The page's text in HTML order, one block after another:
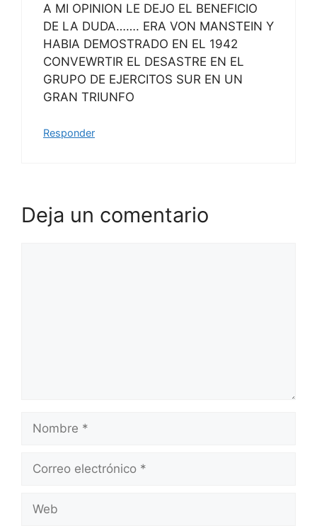
A MI OPINION LE DEJO EL BENEFICIO
DE LA DUDA……. ERA VON MANSTEIN Y
HABIA DEMOSTRADO EN EL 1942
CONVEWRTIR EL DESASTRE EN EL
GRUPO DE EJERCITOS SUR EN UN
GRAN TRIUNFO
Responder
Deja un comentario
electrónico